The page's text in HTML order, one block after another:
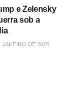
e Zelensky
sob a
DE 2026